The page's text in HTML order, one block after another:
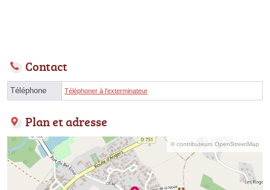
Contact
Téléphone Téléphoner à l'exterminateur
Plan et adresse
© contributeurs OpenStreetMap